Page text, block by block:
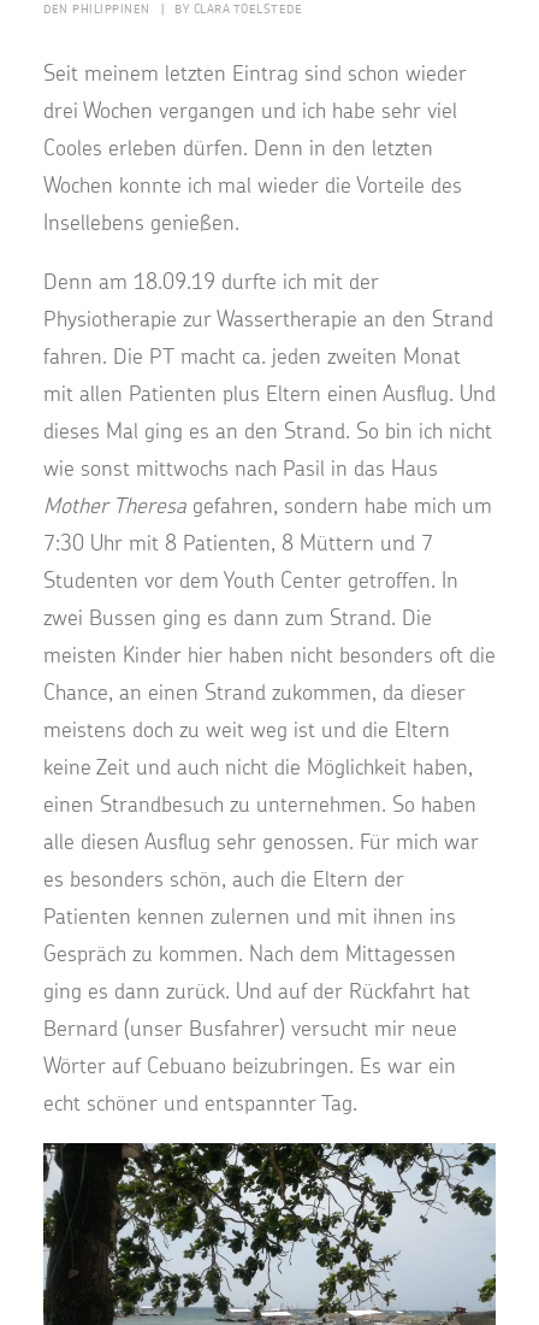
DEN PHILIPPINEN
BY CLARA TOELSTEDE
Seit meinem letzten Eintrag sind schon wieder
drei Wochen vergangen und ich habe sehr viel
Cooles erleben dürfen. Denn in den letzten
Wochen konnte ich mal wieder die Vorteile des
Insellebens genießen.
Denn am 18.09.19 durfte ich mit der
Physiotherapie zur Wassertherapie an den Strand
fahren. Die PT macht ca. jeden zweiten Monat
mit allen Patienten plus Eltern einen Ausflug. Und
dieses Mal ging es an den Strand. So bin ich nicht
wie sonst mittwochs nach Pasil in das Haus
Mother Theresa gefahren, sondern habe mich um
7:30 Uhr mit 8 Patienten, 8 Müttern und 7
Studenten vor dem Youth Center getroffen. In
zwei Bussen ging es dann zum Strand. Die
meisten Kinder hier haben nicht besonders oft die
Chance, an einen Strand zukommen, da dieser
meistens doch zu weit weg ist und die Eltern
keine Zeit und auch nicht die Möglichkeit haben,
einen Strandbesuch zu unternehmen. So haben
alle diesen Ausflug sehr genossen. Für mich war
es besonders schön, auch die Eltern der
Patienten kennen zulernen und mit ihnen ins
Gespräch zu kommen. Nach dem Mittagessen
ging es dann zurück. Und auf der Rückfahrt hat
Bernard (unser Busfahrer) versucht mir neue
Wörter auf Cebuano beizubringen. Es war ein
echt schöner und entspannter Tag.